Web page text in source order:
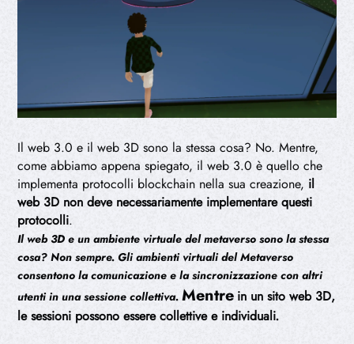
Il web 3.0 e il web 3D sono la stessa cosa? No. Mentre,
come abbiamo appena spiegato, il web 3.0 è quello che
implementa protocolli blockchain nella sua creazione, il
web 3D non deve necessariamente implementare questi
protocolli.
Il web 3D e un ambiente virtuale del metaverso sono la stessa
cosa? Non sempre. Gli ambienti virtuali del Metaverso
consentono la comunicazione e la sincronizzazione con altri
utenti in una sessione collettiva.Mentre in un sito web 3D,
le sessioni possono essere collettive e individuali.